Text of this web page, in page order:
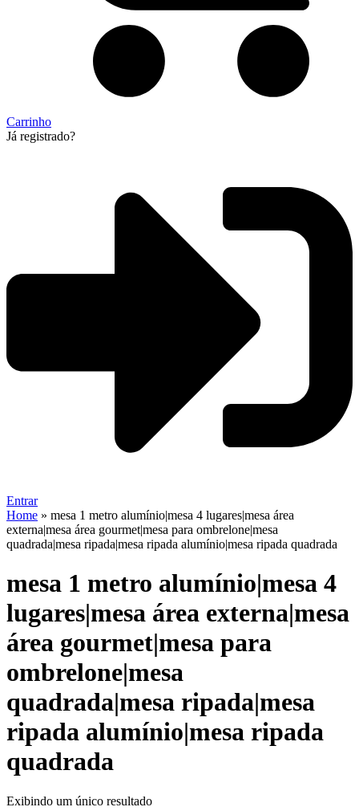
Carrinho
Já registrado?
Entrar
Home » mesa 1 metro alumínio|mesa 4 lugares|mesa área
externa|mesa área gourmet|mesa para ombrelone|mesa
quadrada|mesa ripada|mesa ripada alumínio|mesa ripada quadrada
mesa 1 metro alumínio|mesa 4
lugares|mesa área externa|mesa
área gourmet|mesa para
ombrelone|mesa
quadrada|mesa ripada|mesa
ripada alumínio|mesa ripada
quadrada
Exibindo um único resultado